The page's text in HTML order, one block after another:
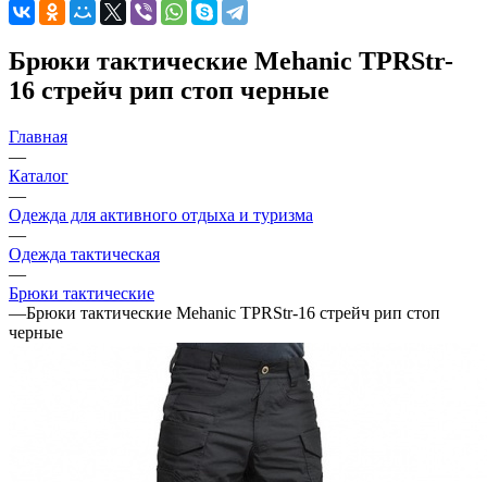
Брюки тактические Mehanic TPRStr-
16 стрейч рип стоп черные
Главная
—
Каталог
—
Одежда для активного отдыха и туризма
—
Одежда тактическая
—
Брюки тактические
—Брюки тактические Mehanic TPRStr-16 стрейч рип стоп
черные